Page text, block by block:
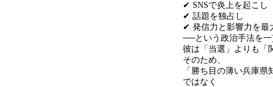
✔ SNSで炎上を起こし
✔ 話題を独占し
✔ 発信力と影響力を最
──という政治手法を
彼は「当選」よりも「
そのため、
「勝ち目の薄い兵庫
ではなく